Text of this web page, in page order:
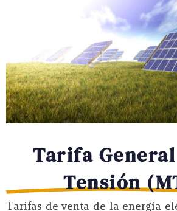
Tarifa
Tensión
Tarifas de venta de la energía